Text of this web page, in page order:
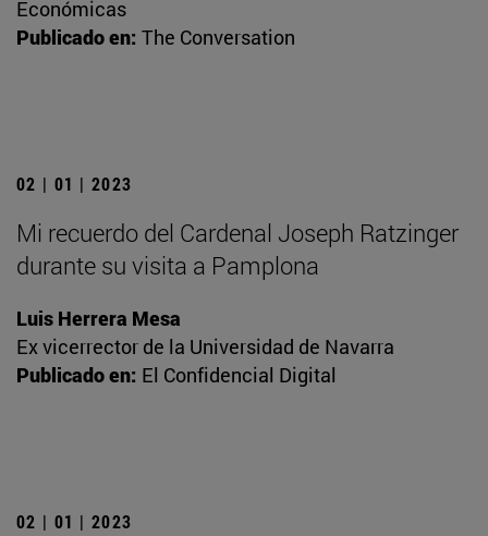
Económicas
Publicado en: The Conversation
02 | 01 | 2023
Mi recuerdo del Cardenal Joseph Ratzinger
durante su visita a Pamplona
Luis Herrera Mesa
Ex vicerrector de la Universidad de Navarra
Publicado en: El Confidencial Digital
02 | 01 | 2023